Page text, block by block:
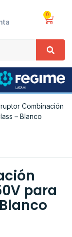
0
Combinación
– Blanco
para